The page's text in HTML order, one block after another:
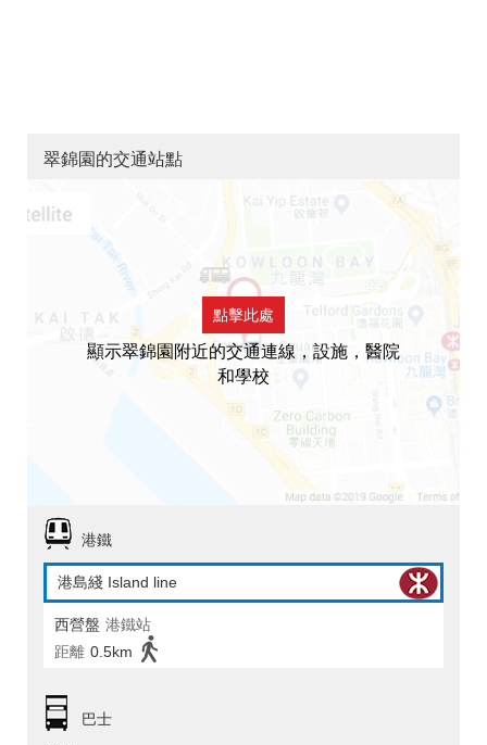
翠錦園的交通站點
點擊此處
顯示翠錦園附近的交通連線，設施，醫院
和學校
港鐵
港島綫 Island line
西營盤 港鐵站
距離 0.5km
巴士